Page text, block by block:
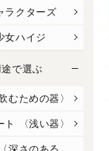
ラクターズ
女ハイジ
で選ぶ
むための器〉
〈浅い器〉